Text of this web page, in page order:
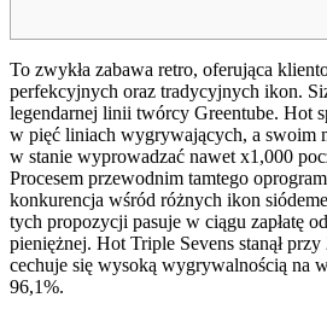
To zwykła zabawa retro, oferująca
perfekcyjnych oraz tradycyjnych ikon.
legendarnej linii twórcy Greentube. Hot
w pięć liniach wygrywających, a swoim
w stanie wyprowadzać nawet x1,000
Procesem przewodnim tamtego
konkurencja wśród różnych ikon
tych propozycji pasuje w ciągu zapłatę
pieniężnej. Hot Triple Sevens stanął
cechuje się wysoką wygrywalnością na
96,1%.